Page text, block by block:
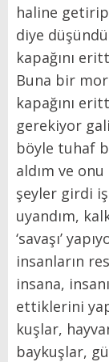
haline getirip
diye
kapağını
Buna bir
kapağını
gerekiyor
böyle tuhaf
aldım ve
şeyler girdi
uyandım,
‘savaşı’
insanların
insana,
ettiklerini
kuşlar,
baykuşlar,